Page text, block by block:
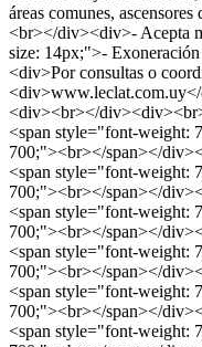
áreas comunes,
<br></div><div>- Acepta
size: 14px;">-
<div>Por consultas o
<div><br></
<span style="font-weight:
700;"><br></span></
<span style="font-weight:
700;"><br></span></
<span style="font-weight:
700;"><br></span></
<span style="font-weight:
700;"><br></span></
<span style="font-weight:
700;"><br></span></
<span style="font-weight: